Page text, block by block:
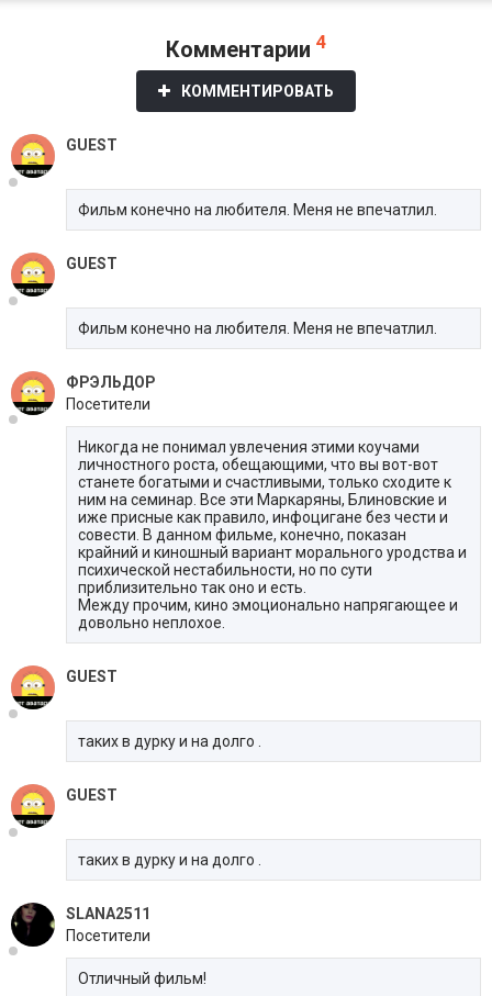
Комментарии 4
КОММЕНТИРОВАТЬ
GUEST
Фильм конечно на любителя. Меня не впечатлил.
GUEST
Фильм конечно на любителя. Меня не впечатлил.
ФРЭЛЬДОР
Посетители
Никогда не понимал увлечения этими коучами
личностного роста, обещающими, что вы вот-вот
станете богатыми и счастливыми, только сходите к
ним на семинар. Все эти Маркаряны, Блиновские и
иже присные как правило, инфоцигане без чести и
совести. В данном фильме, конечно, показан
крайний и киношный вариант морального уродства и
психической нестабильности, но по сути
приблизительно так оно и есть.
Между прочим, кино эмоционально напрягающее и
довольно неплохое.
GUEST
таких в дурку и на долго .
GUEST
таких в дурку и на долго .
SLANA2511
Посетители
Отличный фильм!